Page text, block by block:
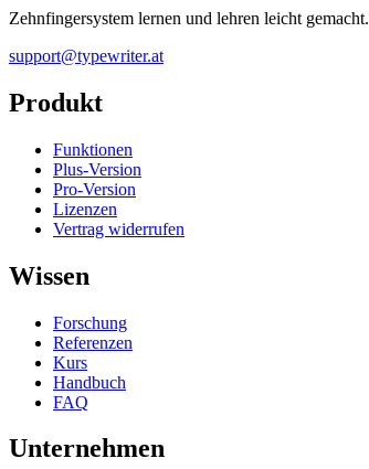
Zehnfingersystem lernen und lehren leicht gemacht.
support@typewriter.at
Produkt
Funktionen
Plus-Version
Pro-Version
Lizenzen
Vertrag widerrufen
Wissen
Forschung
Referenzen
Kurs
Handbuch
FAQ
Unternehmen